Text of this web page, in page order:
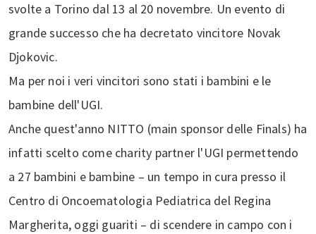
svolte a Torino dal 13 al 20 novembre. Un evento di
grande successo che ha decretato vincitore Novak
Djokovic.
Ma per noi i veri vincitori sono stati i bambini e le
bambine dell'UGI.
Anche quest'anno NITTO (main sponsor delle Finals) ha
infatti scelto come charity partner l'UGI permettendo
a 27 bambini e bambine – un tempo in cura presso il
Centro di Oncoematologia Pediatrica del Regina
Margherita, oggi guariti – di scendere in campo con i